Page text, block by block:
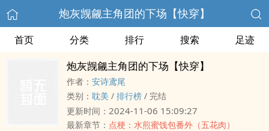
炮灰觊觎主角团的下场【快穿】
首页 分类 排行 搜索 足迹
炮灰觊觎主角团的下场【快穿】
作者： 安诗鸢尾
类别： ‎‎‍耽‍‎美‍‍ / 排行榜 / 完结
更新时间： 2024-11-06 15:09:27
最新章节： 点梗：水煎蜜饯包番外（五花肉）